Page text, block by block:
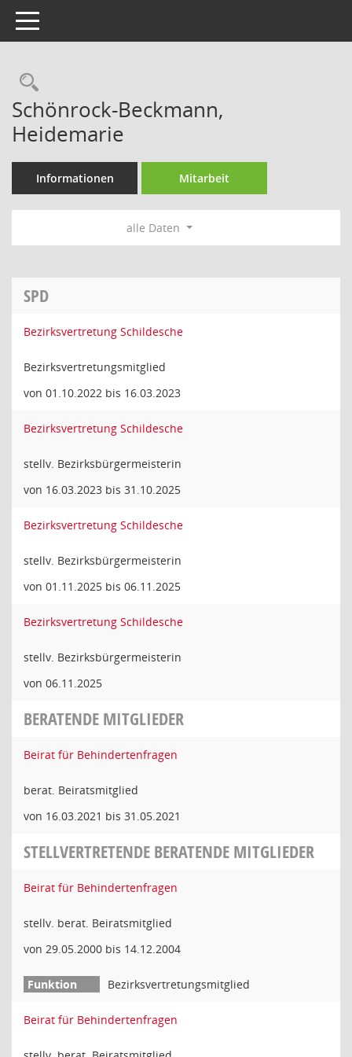
Toggle navigation
Rechercheauswahl
Schönrock-Beckmann,
Heidemarie
Informationen Mitarbeit
alle Daten
SPD
Bezirksvertretung Schildesche
Bezirksvertretungsmitglied
von 01.10.2022 bis 16.03.2023
Bezirksvertretung Schildesche
stellv. Bezirksbürgermeisterin
von 16.03.2023 bis 31.10.2025
Bezirksvertretung Schildesche
stellv. Bezirksbürgermeisterin
von 01.11.2025 bis 06.11.2025
Bezirksvertretung Schildesche
stellv. Bezirksbürgermeisterin
von 06.11.2025
BERATENDE MITGLIEDER
Beirat für Behindertenfragen
berat. Beiratsmitglied
von 16.03.2021 bis 31.05.2021
STELLVERTRETENDE BERATENDE MITGLIEDER
Beirat für Behindertenfragen
stellv. berat. Beiratsmitglied
von 29.05.2000 bis 14.12.2004
Bezirksvertretungsmitglied
Beirat für Behindertenfragen